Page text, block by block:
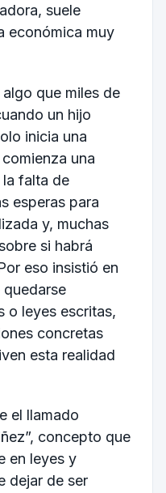
suele
económica muy
que miles de
un hijo
inicia una
una
falta de
esperas para
y, muchas
si habrá
eso insistió en
o leyes escritas,
concretas
esta realidad
el llamado
concepto que
en leyes y
dejar de ser